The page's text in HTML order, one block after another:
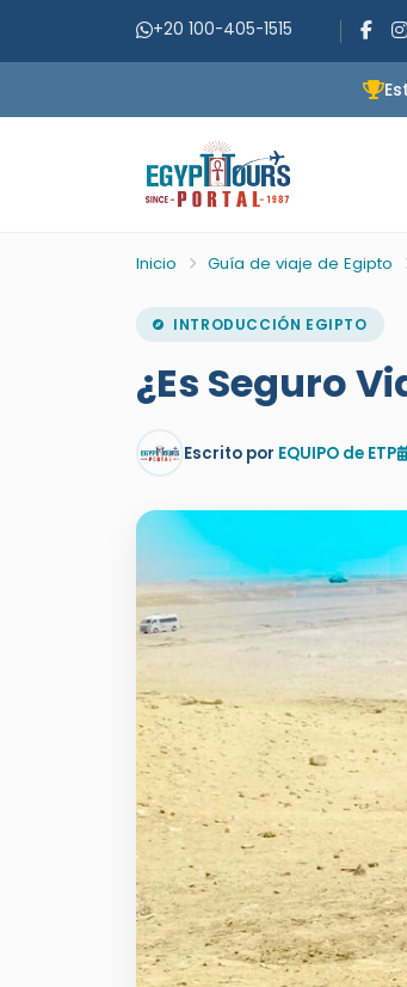
+20 100-405-1515
Inicio Guía de viaje de Egipto
INTRODUCCIÓN EGIPTO
¿Es Seguro
Escrito por EQUIPO de ETP